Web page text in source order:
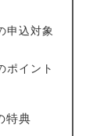
申込対象
ポイント
特典